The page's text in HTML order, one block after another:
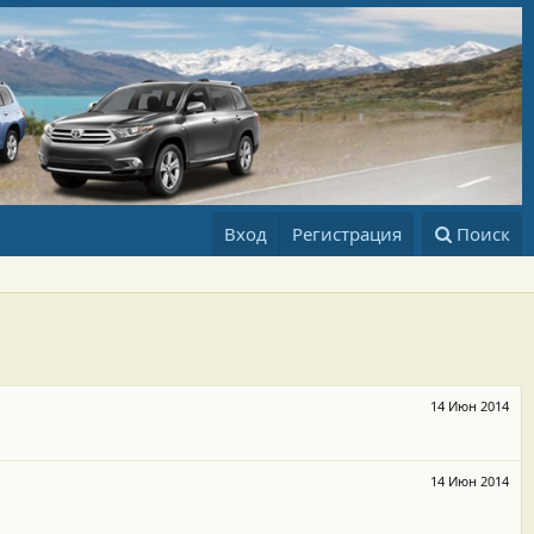
Вход Регистрация Поиск
14 Июн 2014
14 Июн 2014